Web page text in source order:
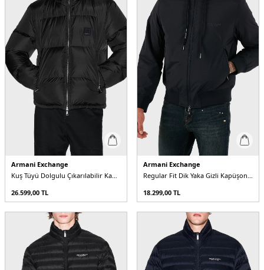
Armani Exchange
Kuş Tüyü Dolgulu Çıkarılabilir Kapüşonlu Şişme Erkek Mont
26.599,00 TL
Armani Exchange
Regular Fit Dik Yaka Gizli Kapüşonlu Erkek Mont
18.299,00 TL